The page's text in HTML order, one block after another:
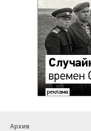
Архив